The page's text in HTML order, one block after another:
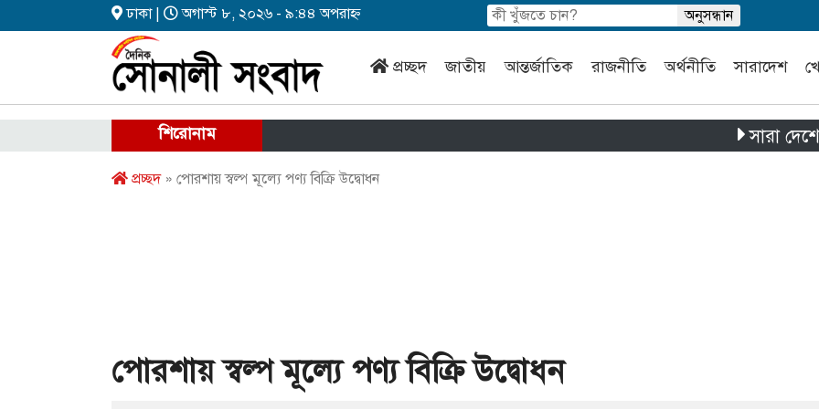
ঢাকা | অগাস্ট ৮, ২০২৬ - ৯:৪৪ অপরাহ্ন
প্রচ্ছদ জাতীয় আন্তর্জাতিক রাজনীতি অর্থনীতি সারাদেশ
শিরোনাম সারা দেশে পৃথক
প্রচ্ছদ» পোরশায় স্বল্প মূল্যে পণ্য বিক্রি উদ্বোধন
পোরশায় স্বল্প মূল্যে পণ্য বিক্রি উদ্বোধন